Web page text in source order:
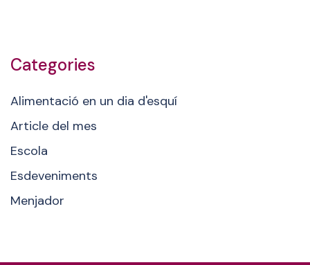
Categories
Alimentació en un dia d'esquí
Article del mes
Escola
Esdeveniments
Menjador